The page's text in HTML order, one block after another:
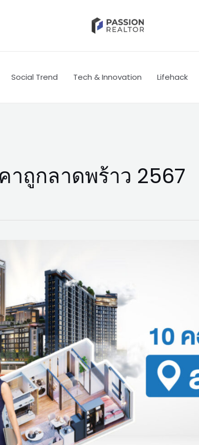
Social Trend Tech & Innovation Lifehack
าถูกลาดพร้าว 2567